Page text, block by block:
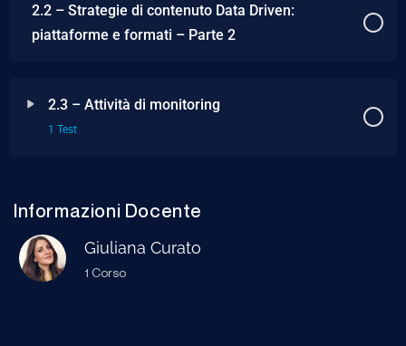
2.2 – Strategie di contenuto Data Driven:
piattaforme e formati – Parte 2
2.3 – Attività di monitoring
1 Test
Informazioni Docente
Giuliana Curato
1 Corso